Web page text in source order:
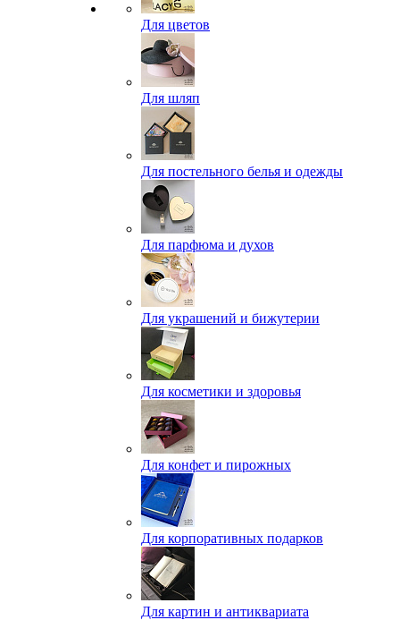
Для цветов
Для шляп
Для постельного белья и одежды
Для парфюма и духов
Для украшений и бижутерии
Для косметики и здоровья
Для конфет и пирожных
Для корпоративных подарков
Для картин и антиквариата